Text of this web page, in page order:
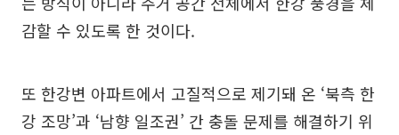
감할 수 있도록 한 것이다.
또 한강변 아파트에서 고질적으로 제기돼 온 ‘북측 한
강 조망’과 ‘남향 일조권’ 간 충돌 문제를 해결하기 위